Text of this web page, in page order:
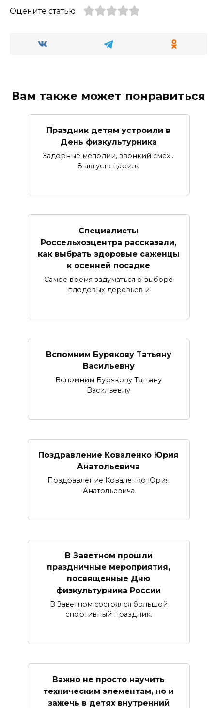
Оцените статью
Вам также может понравиться
Праздник детям устроили в
День физкультурника
Задорные мелодии, звонкий смех…
8 августа царила
Специалисты
Россельхозцентра рассказали,
как выбрать здоровые саженцы
к осенней посадке
Самое время задуматься о выборе
плодовых деревьев и
Вспомним Бурякову Татьяну
Васильевну
Вспомним Бурякову Татьяну
Васильевну
Поздравление Коваленко Юрия
Анатольевича
Поздравление Коваленко Юрия
Анатольевича
В Заветном прошли
праздничные мероприятия,
посвященные Дню
физкультурника России
В Заветном состоялся большой
спортивный праздник.
Важно не просто научить
техническим элементам, но и
зажечь в детях внутренний